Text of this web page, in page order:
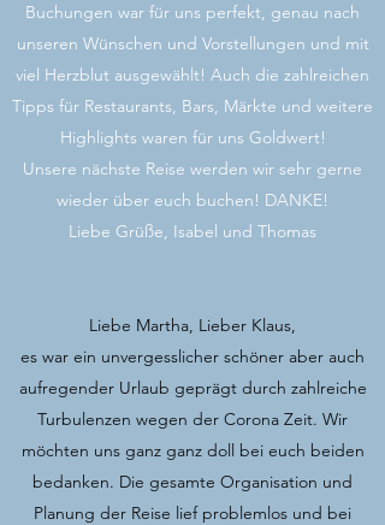
Buchungen war für uns perfekt, genau nach
unseren Wünschen und Vorstellungen und mit
viel Herzblut ausgewählt! Auch die zahlreichen
Tipps für Restaurants, Bars, Märkte und weitere
Highlights waren für uns Goldwert!
Unsere nächste Reise werden wir sehr gerne
wieder über euch buchen! DANKE!
Liebe Grüße, Isabel und Thomas
Liebe Martha, Lieber Klaus,
es war ein unvergesslicher schöner aber auch
aufregender Urlaub geprägt durch zahlreiche
Turbulenzen wegen der Corona Zeit. Wir
möchten uns ganz ganz doll bei euch beiden
bedanken. Die gesamte Organisation und
Planung der Reise lief problemlos und bei